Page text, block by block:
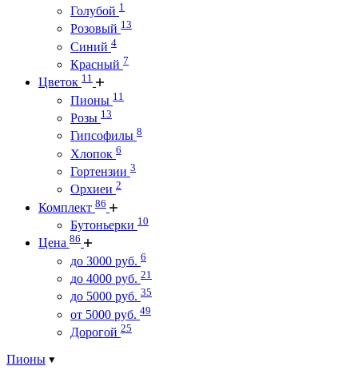
Голубой 1
Розовый 13
Синий 4
Красный 7
Цветок 11
Пионы 11
Розы 13
Гипсофилы 8
Хлопок 6
Гортензии 3
Орхиеи 2
Комплект 86
Бутоньерки 10
Цена 86
до 3000 руб. 6
до 4000 руб. 21
до 5000 руб. 35
от 5000 руб. 49
Дорогой 25
Пионы